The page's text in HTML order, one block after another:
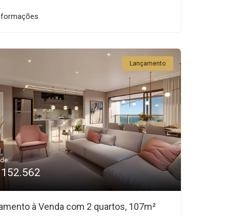
Lançamento
à Venda com 2 quartos, 107m²